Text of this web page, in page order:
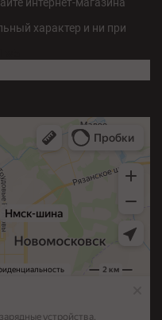
интернет-магазина
характер и ни при